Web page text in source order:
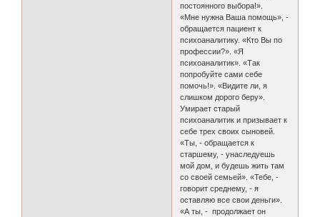
постоянного выбора!».
«Мне нужна Ваша помощь», -
обращается пациент к
психоаналитику. «Кто Вы по
профессии?». «Я
психоаналитик». «Так
попробуйте сами себе
помочь!». «Видите ли, я
слишком дорого беру».
Умирает старый
психоаналитик и призывает к
себе трех своих сыновей.
«Ты, - обращается к
старшему, - унаследуешь
мой дом, и будешь жить там
со своей семьей». «Тебе, -
говорит среднему, - я
оставляю все свои деньги».
«А ты, - продолжает он